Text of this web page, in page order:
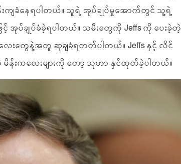
ခံနေရပါတယ်။ သူရဲ့ အုပ်ချုပ်မှုအောက်တွင် သူ့ရဲ့
င့် အုပ်ချုပ်ခံခဲ့ရပါတယ်။ သမီးတွေကို Jeffs ကို ပေးခဲ့တဲ့
ေနဲ့အတူ ဆုချခံရတတ်ပါတယ်။ Jeffs နှင့် လိင်
မိန်းကလေးများကို တော့ သူဟာ နှင်ထုတ်ခဲ့ပါတယ်။